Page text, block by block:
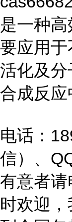
是一种
要应用
活化及
合成反应
电话：
信）、
有意者
时欢迎